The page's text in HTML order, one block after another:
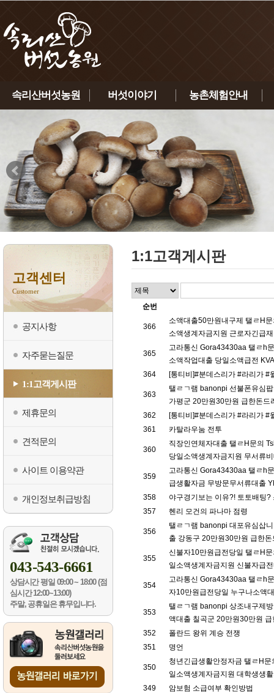
속리산버섯농원
농원소개
연혁
인증현황
찾아오시는 길
버섯이야기
노루궁뎅이버섯
녹각영지버섯
상황버섯
표고버섯
금이버섯
농촌체험안내
체험신청하기
고객센터
Customer
공지사항
자주묻는질문
1:1고객게시판
제휴문의
견적문의
사이트 이용약관
개인정보취급방침
043-543-6661
상담시간 평일 09:00 ~ 18:00 (점
심시간 12:00~13:00)
주말, 공휴일은 휴무입니다.
1:1고객게시판
순번
366
소액대출50만원내구제 탤ㄹH
소액생계자금지원 근로자긴급
365
고라통신 Gora43430aa 탤ㄹh
소액작업대출 당일소액급전 KVA
364
[통티비]#분데스리가 #라리가 #
363
탤ㄹㄱ램 banonpi 선불폰유심
가평군 20만원30만원 급한돈드
362
[통티비]#분데스리가 #라리가 #
361
카탈라우눔 전투
360
직장인연체자대출 탤ㄹH문의
당일소액생계자금지원 무서류
359
고라통신 Gora43430aa 탤ㄹh
급생활자금 무방문무서류대출
358
야구경기보는 이유?! 토토배팅
357
헨리 모건의 파나마 점령
356
탤ㄹㄱ램 banonpi 대포유심삽
출 강동구 20만원30만원 급한
355
신불자10만원급전당일 탤ㄹH
일소액생계자금지원 신불자급
354
고라통신 Gora43430aa 탤ㄹh
자10만원급전당일 누구나소액
353
탤ㄹㄱ램 banonpi 상조내구제
액대출 칠곡군 20만원30만원 급
352
폴란드 왕위 계승 전쟁
351
명언
350
청년긴급생활안정자금 탤ㄹH
일소액생계자금지원 대학생생
349
암보험 소급여부 확인방법